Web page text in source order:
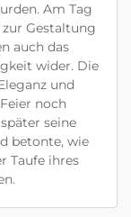
Am Tag
Gestaltung
auch das
wider. Die
und
noch
seine
betonte, wie
Taufe ihres